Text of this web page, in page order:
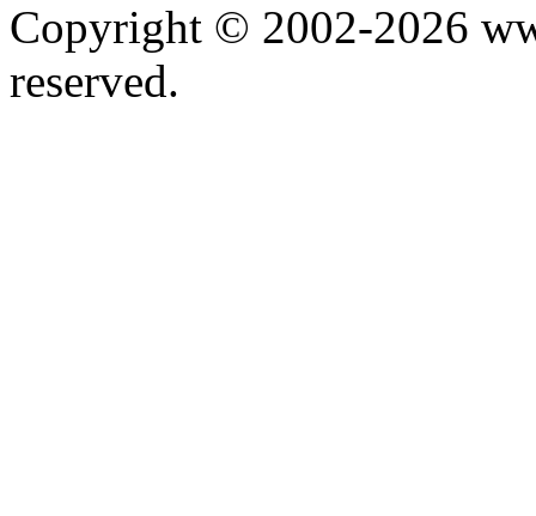
Copyright © 2002-2026
reserved.